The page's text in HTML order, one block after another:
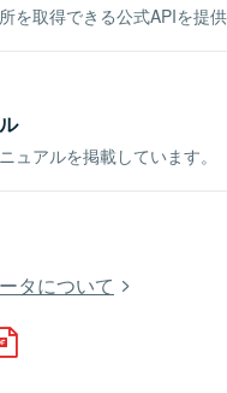
を取得できる公式APIを提供
ュアルを掲載しています。
タについて